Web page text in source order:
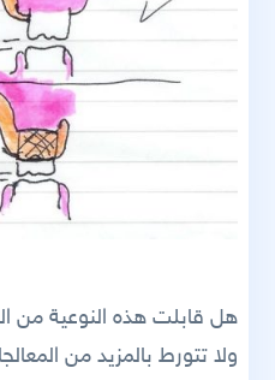
هل قابلت هذه النوعية من
ولا تتورط بالمزيد من